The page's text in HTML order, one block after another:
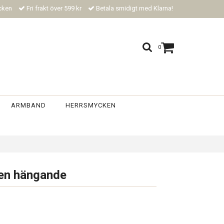
Fri frakt över 599 kr Betala smidigt med Klarna!
0
ARMBAND HERRSMYCKEN
hängande